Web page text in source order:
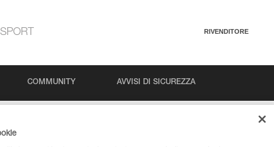
SPORT RIVENDITORE
COMMUNITY AVVISI DI SICUREZZA
2026